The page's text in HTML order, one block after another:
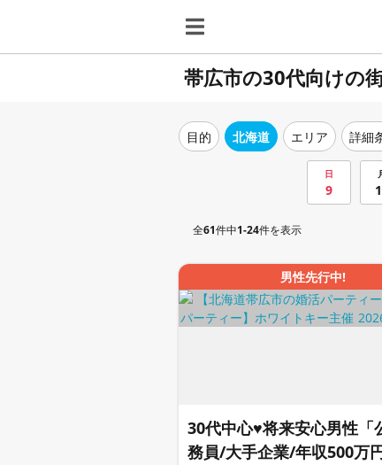
帯広市の30代向けの
目的 北海道 エリア 詳細
日
9
全61件中1-24件を表示
男性先行中!
30代中心♥将来安心男性「
務員/大手企業/年収500万